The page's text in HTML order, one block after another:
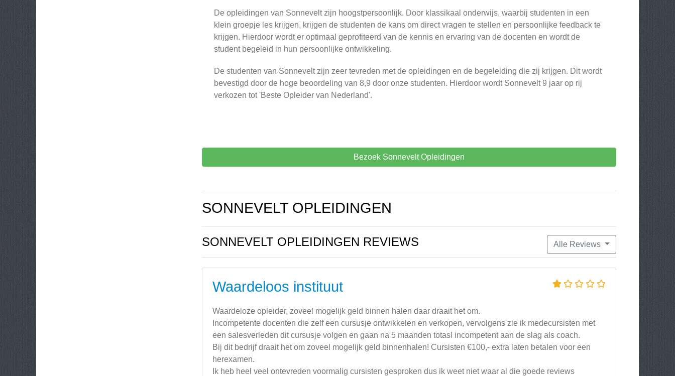
De opleidingen van Sonnevelt zijn hoogstpersoonlijk. Door klassikaal onderwijs, waarbij studenten in een
klein groepje les krijgen, krijgen de studenten de kans om direct vragen te stellen en persoonlijke feedback te
krijgen. Hierdoor wordt er optimaal geprofiteerd van de kennis en ervaring van de docenten en wordt de
student begeleid in hun persoonlijke ontwikkeling.
De studenten van Sonnevelt zijn zeer tevreden met de opleidingen en de begeleiding die zij krijgen. Dit wordt
bevestigd door de hoge beoordeling van 8,9 door onze studenten. Hierdoor wordt Sonnevelt 9 jaar op rij
verkozen tot 'Beste Opleider van Nederland'.
Bezoek Sonnevelt Opleidingen
SONNEVELT OPLEIDINGEN
Alle Reviews
SONNEVELT OPLEIDINGEN REVIEWS
Waardeloos instituut
Waardeloze opleider, zoveel mogelijk geld binnen halen daar draait het om.
Incompetente docenten die zelf een cursusje ontwikkelen en verkopen, vervolgens zie ik medecursisten met
een salesverleden dit cursusje volgen en gaan na 5 maanden totasl incompetent aan de slag als coach.
Bij dit bedrijf draait het om zoveel mogelijk geld binnenhalen! Cursisten €100,- extra laten betalen voor een
herexamen.
Ik heb heel veel ontevreden voormalig cursisten gesproken dus ik weet niet waar al die goede reviews